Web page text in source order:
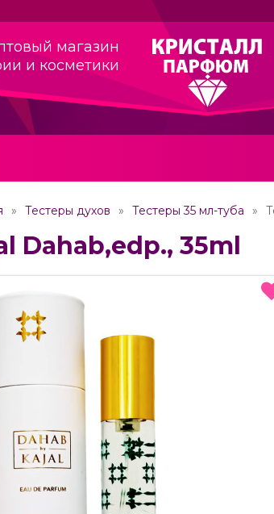
магазин
и косметики
Тестеры духов Тестеры 35 мл-туба
Dahab,edp., 35ml